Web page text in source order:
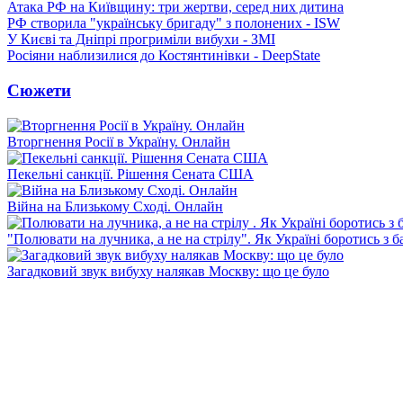
Атака РФ на Київщину: три жертви, серед них дитина
РФ створила "українську бригаду" з полонених - ISW
У Києві та Дніпрі прогриміли вибухи - ЗМІ
Росіяни наблизилися до Костянтинівки - DeepState
Сюжети
Вторгнення Росії в Україну. Онлайн
Пекельні санкції. Рішення Сената США
Війна на Близькому Сході. Онлайн
"Полювати на лучника, а не на стрілу". Як Україні боротись з
Загадковий звук вибуху налякав Москву: що це було